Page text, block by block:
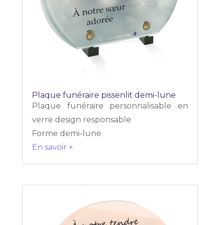
Plaque funéraire pissenlit demi-lune
Plaque funéraire personnalisable en
verre design responsable
Forme demi-lune
En savoir +